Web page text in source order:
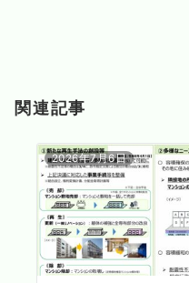
関連記事
2026年7月6日